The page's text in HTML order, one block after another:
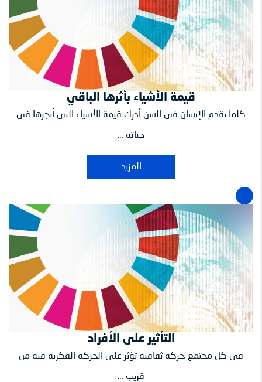
قيمة الأشياء بأثرها الباقي
كلما تقدم الإنسان في السن أدرك قيمة الأشياء التي أنجزها في
حياته …
المزيد
التأثير على الأفراد
في كل مجتمع حركة ثقافية تؤثر على الحركة الفكرية فيه من
قريب …